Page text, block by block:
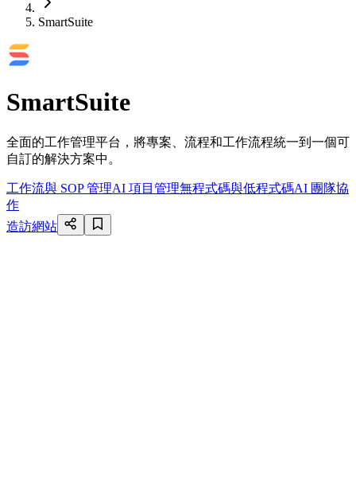
SmartSuite
SmartSuite
全面的工作管理平台，將專案、流程和工作流程統一到一個可
自訂的解決方案中。
工作流與 SOP 管理AI 項目管理無程式碼與低程式碼AI 團隊協
作
造訪網站